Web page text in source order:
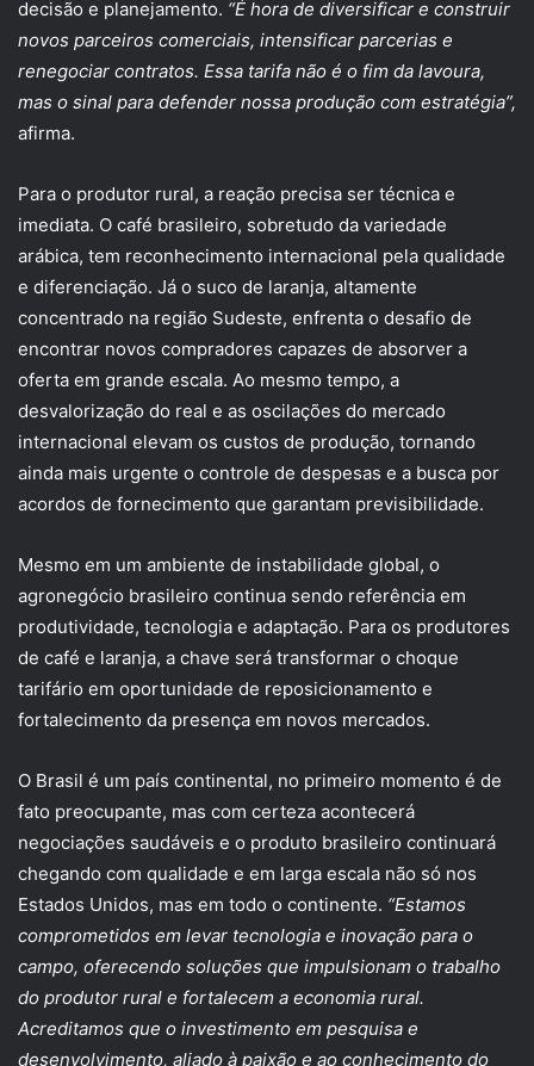
decisão e planejamento. “É hora de diversificar e construir
novos parceiros comerciais, intensificar parcerias e
renegociar contratos. Essa tarifa não é o fim da lavoura,
mas o sinal para defender nossa produção com estratégia”,
afirma.
Para o produtor rural, a reação precisa ser técnica e
imediata. O café brasileiro, sobretudo da variedade
arábica, tem reconhecimento internacional pela qualidade
e diferenciação. Já o suco de laranja, altamente
concentrado na região Sudeste, enfrenta o desafio de
encontrar novos compradores capazes de absorver a
oferta em grande escala. Ao mesmo tempo, a
desvalorização do real e as oscilações do mercado
internacional elevam os custos de produção, tornando
ainda mais urgente o controle de despesas e a busca por
acordos de fornecimento que garantam previsibilidade.
Mesmo em um ambiente de instabilidade global, o
agronegócio brasileiro continua sendo referência em
produtividade, tecnologia e adaptação. Para os produtores
de café e laranja, a chave será transformar o choque
tarifário em oportunidade de reposicionamento e
fortalecimento da presença em novos mercados.
O Brasil é um país continental, no primeiro momento é de
fato preocupante, mas com certeza acontecerá
negociações saudáveis e o produto brasileiro continuará
chegando com qualidade e em larga escala não só nos
Estados Unidos, mas em todo o continente. “Estamos
comprometidos em levar tecnologia e inovação para o
campo, oferecendo soluções que impulsionam o trabalho
do produtor rural e fortalecem a economia rural.
Acreditamos que o investimento em pesquisa e
desenvolvimento, aliado à paixão e ao conhecimento do